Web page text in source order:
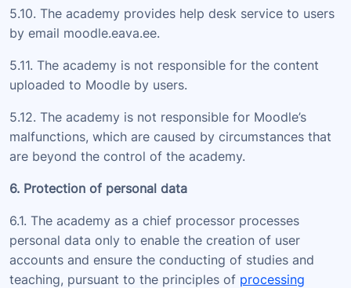
5.10. The academy provides help desk service to users
by email moodle.eava.ee.
5.11. The academy is not responsible for the content
uploaded to Moodle by users.
5.12. The academy is not responsible for Moodle’s
malfunctions, which are caused by circumstances that
are beyond the control of the academy.
6. Protection of personal data
6.1. The academy as a chief processor processes
personal data only to enable the creation of user
accounts and ensure the conducting of studies and
teaching, pursuant to the principles of processing